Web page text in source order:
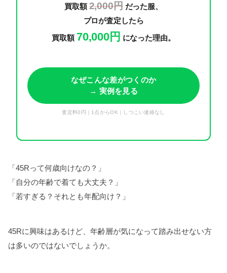
買取額2,000円だった服、
プロが査定したら
買取額 70,000円 になった理由。
なぜこんな差がつくのか
→ 実例を見る
査定料0円｜1点からOK｜しつこい連絡なし
「45Rって何歳向けなの？」
「自分の年齢で着ても大丈夫？」
「若すぎる？それとも年配向け？」
45Rに興味はあるけど、年齢層が気になって踏み出せない方
は多いのではないでしょうか。